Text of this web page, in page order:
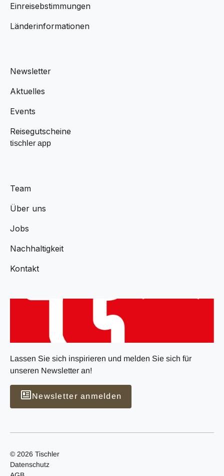
Einreisebstimmungen
Länderinformationen
Newsletter
Aktuelles
Events
Reisegutscheine
tischler app
Team
Über uns
Jobs
Nachhaltigkeit
Kontakt
Lassen Sie sich inspirieren und melden Sie sich für
unseren Newsletter an!
Newsletter anmelden
© 2026 Tischler
Datenschutz